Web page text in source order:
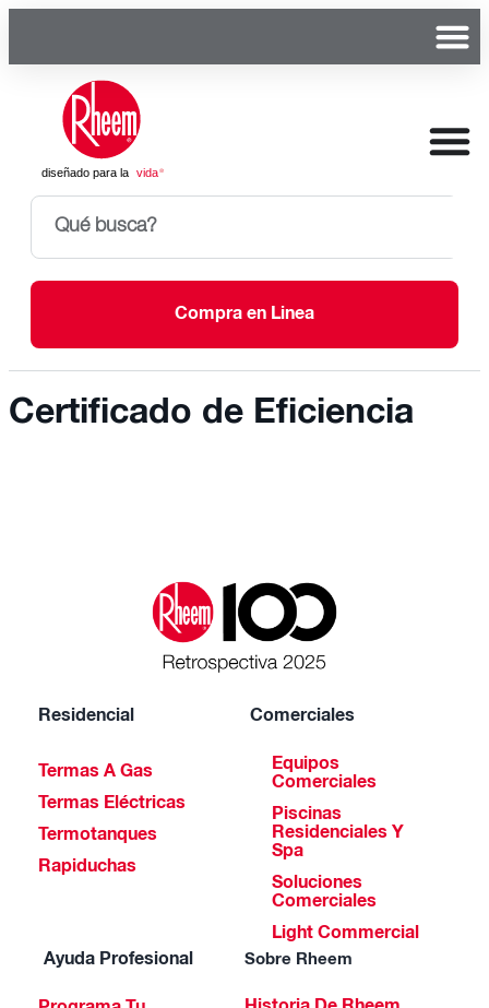
Compra en Linea
Certificado de Eficiencia
Residencial
Termas A Gas
Termas Eléctricas
Termotanques
Rapiduchas
Comerciales
Equipos
Comerciales
Piscinas
Residenciales Y
Spa
Soluciones
Comerciales
Light Commercial
Ayuda Profesional
Sobre Rheem